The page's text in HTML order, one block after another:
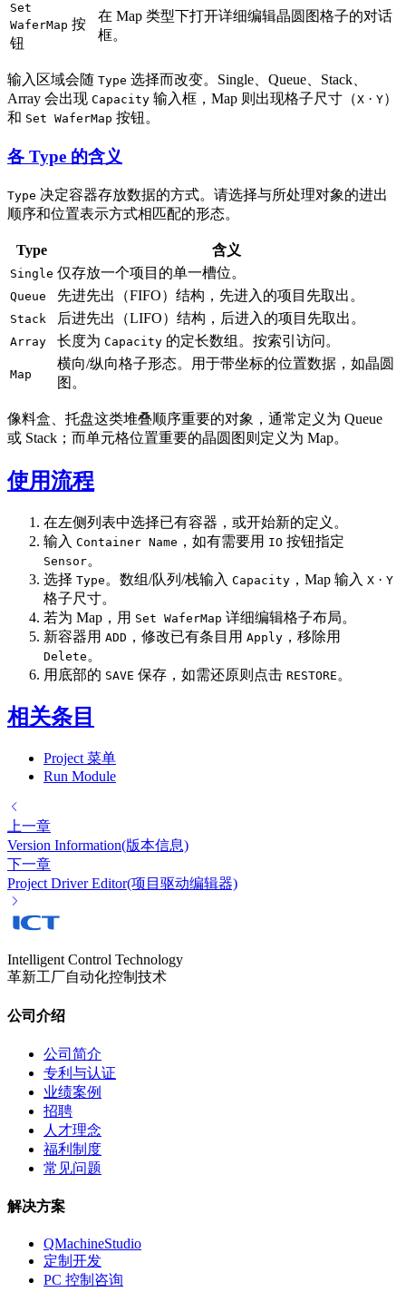
Set
WaferMap 按
钮
在 Map 类型下打开详细编辑晶圆图格子的对话
框。
输入区域会随 Type 选择而改变。Single、Queue、Stack、
Array 会出现 Capacity 输入框，Map 则出现格子尺寸（X · Y）
和 Set WaferMap 按钮。
各 Type 的含义
Type 决定容器存放数据的方式。请选择与所处理对象的进出
顺序和位置表示方式相匹配的形态。
Type 含义
Single 仅存放一个项目的单一槽位。
Queue 先进先出（FIFO）结构，先进入的项目先取出。
Stack 后进先出（LIFO）结构，后进入的项目先取出。
Array 长度为 Capacity 的定长数组。按索引访问。
Map
横向/纵向格子形态。用于带坐标的位置数据，如晶圆
图。
像料盒、托盘这类堆叠顺序重要的对象，通常定义为 Queue
或 Stack；而单元格位置重要的晶圆图则定义为 Map。
使用流程
在左侧列表中选择已有容器，或开始新的定义。
输入 Container Name ，如有需要用 IO 按钮指定
Sensor。
选择 Type 。数组/队列/栈输入 Capacity ，Map 输入 X · Y
格子尺寸。
若为 Map，用 Set WaferMap 详细编辑格子布局。
新容器用 ADD ，修改已有条目用 Apply ，移除用
Delete 。
用底部的 SAVE 保存，如需还原则点击 RESTORE 。
相关条目
Project 菜单
Run Module
上一章
Version Information(版本信息)
下一章
Project Driver Editor(项目驱动编辑器)
Intelligent Control Technology
革新工厂自动化控制技术
公司介绍
公司简介
专利与认证
业绩案例
招聘
人才理念
福利制度
常见问题
解决方案
QMachineStudio
定制开发
PC 控制咨询